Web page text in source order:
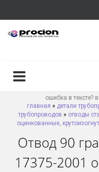
ошибка в
главная » детали
трубопроводов » отводы
оцинкованные,
Отвод 90
17375-2001